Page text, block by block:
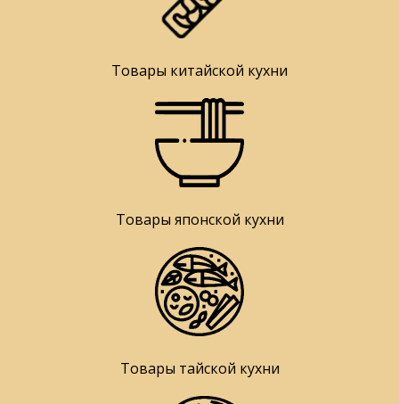
Товары китайской кухни
Товары японской кухни
Товары тайской кухни